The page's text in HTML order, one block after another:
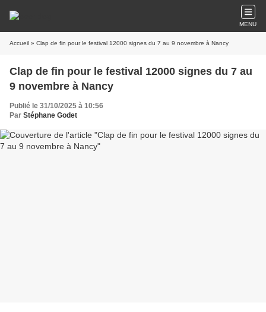
MENU
Accueil » Clap de fin pour le festival 12000 signes du 7 au 9 novembre à Nancy
Clap de fin pour le festival 12000 signes du 7 au
9 novembre à Nancy
Publié le 31/10/2025 à 10:56
Par Stéphane Godet